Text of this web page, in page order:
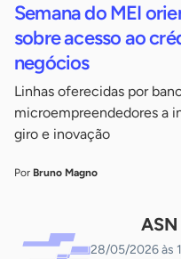
Semana do MEI
sobre acesso ao
negócios
Linhas oferecidas por
microempreendedores a
giro e inovação
Por Bruno Magno
ASN
28/05/2026 às